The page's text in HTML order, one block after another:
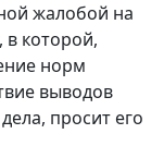
жалобой на
в которой,
норм
выводов
просит его